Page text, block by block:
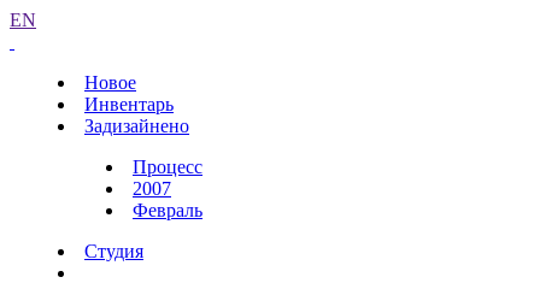
EN
Новое
Инвентарь
Задизайнено
Процесс
2007
Февраль
Студия